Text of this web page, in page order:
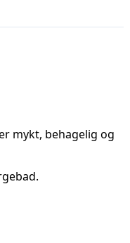
mykt, behagelig og